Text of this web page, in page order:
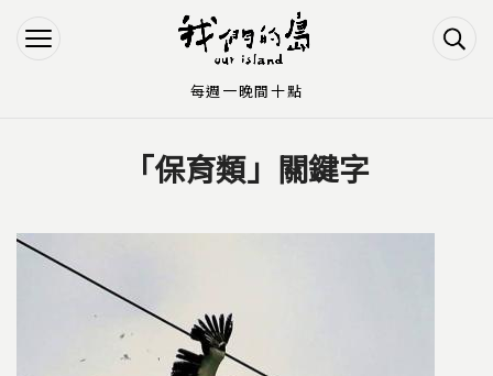
Jump to Navigation
Jump to Main content
「保育類」關鍵字
每週一晚間十點